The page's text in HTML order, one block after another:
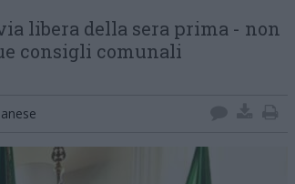
libera della sera prima - non
consigli comunali